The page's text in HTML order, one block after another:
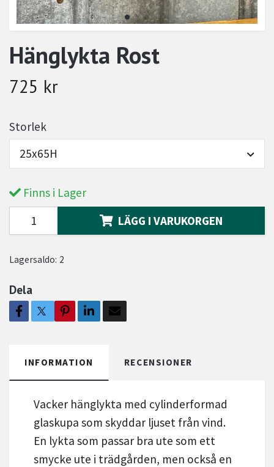
Hänglykta Rost
725 kr
Storlek
25x65H
Finns i Lager
LÄGG I VARUKORGEN
Lagersaldo: 2
Dela
INFORMATION RECENSIONER
Vacker hänglykta med cylinderformad
glaskupa som skyddar ljuset från vind.
En lykta som passar bra ute som ett
smycke ute i trädgården, men också en